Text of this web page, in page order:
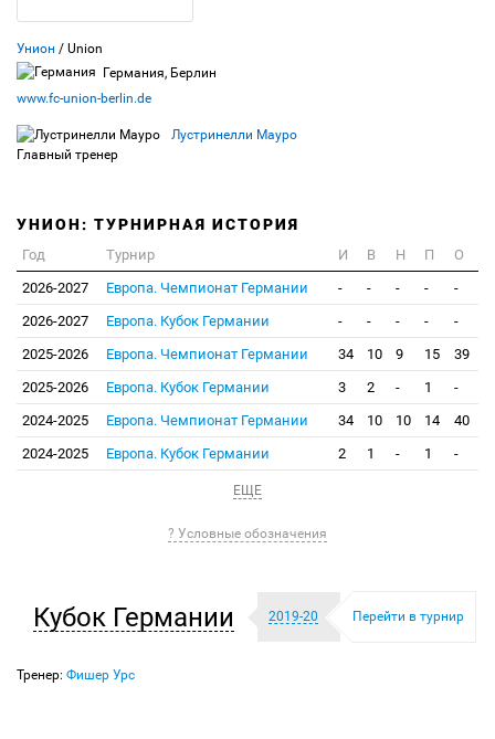
Унион / Union
Германия, Берлин
www.fc-union-berlin.de
Лустринелли Мауро
Главный тренер
УНИОН: ТУРНИРНАЯ ИСТОРИЯ
Год Турнир И В Н П
О
2026-2027
Европа. Чемпионат Германии - - - -
-
2026-2027
Европа. Кубок Германии - - - -
-
2025-2026
Европа. Чемпионат Германии 34 10 9 15
39
2025-2026
Европа. Кубок Германии 3 2 - 1
-
2024-2025
Европа. Чемпионат Германии 34 10 10 14
40
2024-2025
Европа. Кубок Германии 2 1 - 1 -
ЕЩЕ
? Условные обозначения
Кубок Германии 2019-20 Перейти в турнир
Тренер: Фишер Урс